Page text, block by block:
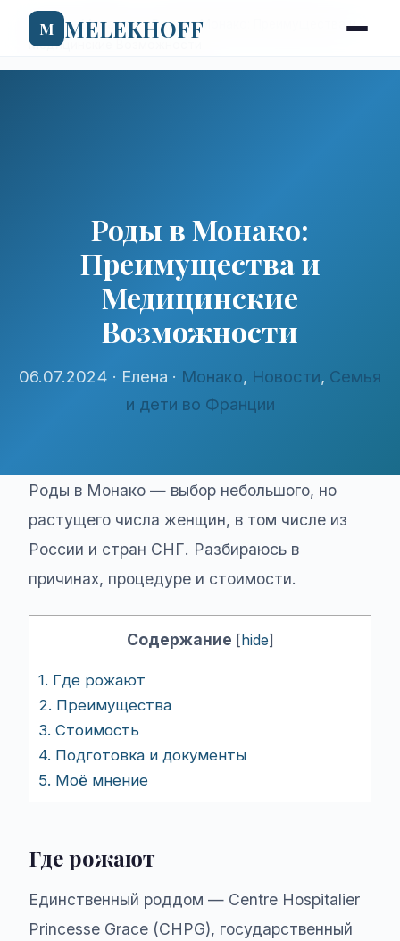
M MELEKHOFF
Home - Монако - Роды в Монако: Преимущества и
Медицинские Возможности
Роды в Монако:
Преимущества и
Медицинские
Возможности
06.07.2024 · Елена · Монако, Новости, Семья
и дети во Франции
Роды в Монако — выбор небольшого, но
растущего числа женщин, в том числе из
России и стран СНГ. Разбираюсь в
причинах, процедуре и стоимости.
Содержание [hide]
1. Где рожают
2. Преимущества
3. Стоимость
4. Подготовка и документы
5. Моё мнение
Где рожают
Единственный роддом — Centre Hospitalier
Princesse Grace (CHPG), государственный